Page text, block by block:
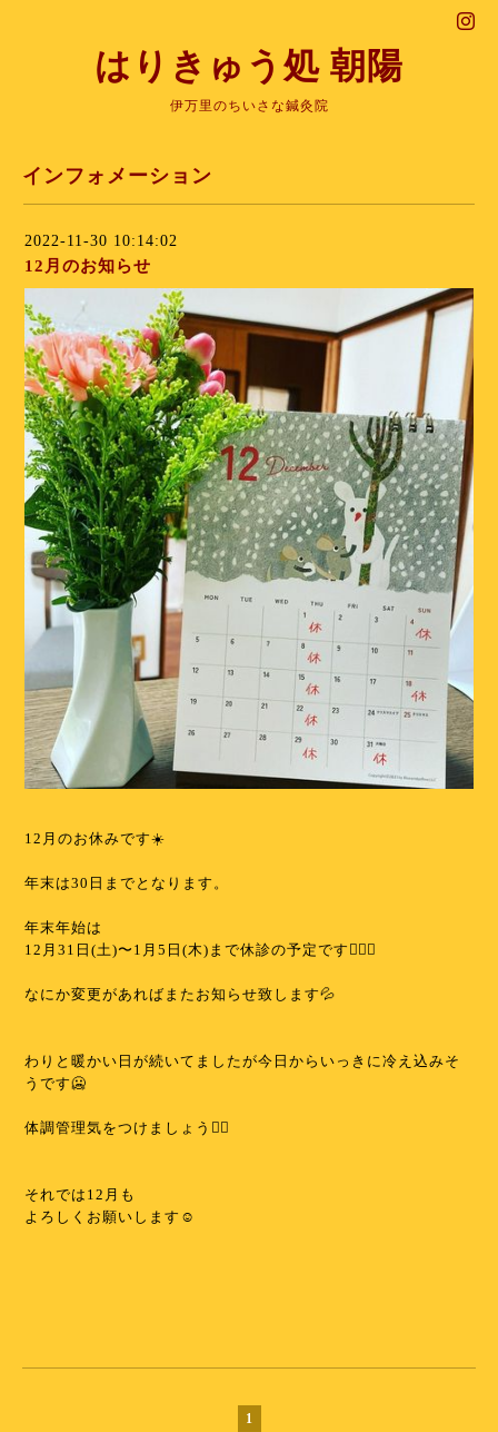
はりきゅう処 朝陽
伊万里のちいさな鍼灸院
インフォメーション
2022-11-30 10:14:02
12月のお知らせ
12月のお休みです☀️
年末は30日までとなります。
年末年始は
12月31日(土)〜1月5日(木)まで休診の予定です🙇🏻‍♀️
なにか変更があればまたお知らせ致します💦
わりと暖かい日が続いてましたが今日からいっきに冷え込みそ
うです🥶
体調管理気をつけましょう✊🏻
それでは12月も
よろしくお願いします☺️
1